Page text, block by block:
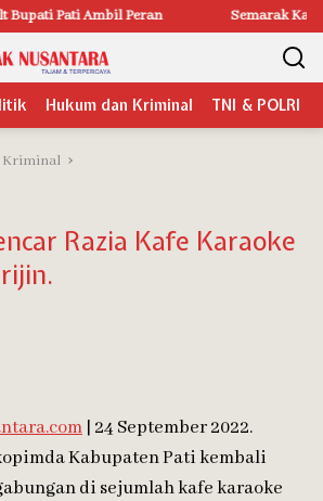
Peran Semarak Karnaval Budaya
Hukum dan Kriminal TNI & POLRI
Kriminal
Razia Kafe Karaoke
| 24 September 2022.
Kabupaten Pati kembali
di sejumlah kafe karaoke